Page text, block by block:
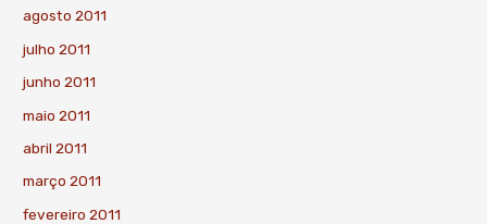
agosto 2011
julho 2011
junho 2011
maio 2011
abril 2011
março 2011
fevereiro 2011